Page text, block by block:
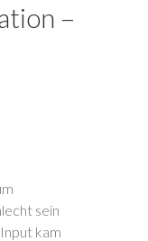
–
sein
kam